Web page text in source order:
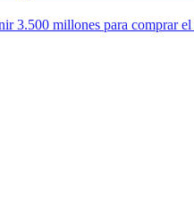
3.500 millones para comprar